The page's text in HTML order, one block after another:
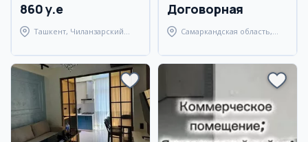
860 y.e
Ташкент, Чиланзарский
Договорная
Самаркандская область,